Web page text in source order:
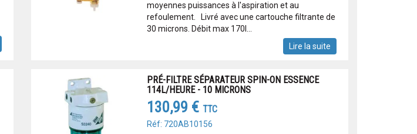
moyennes puissances à l'aspiration et au
refoulement. Livré avec une cartouche filtrante de
30 microns. Débit max 170l...
Lire la suite
PRÉ-FILTRE SÉPARATEUR SPIN-ON ESSENCE
114L/HEURE - 10 MICRONS
130,99 € TTC
Réf: 720AB10156